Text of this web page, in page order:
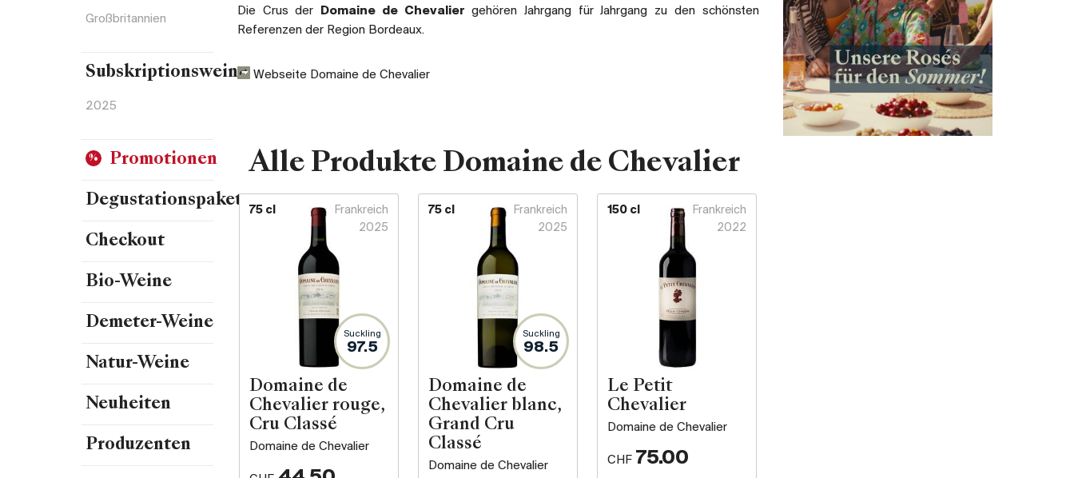
Großbritannien
Subskriptionsweine
2025
Promotionen
Degustationspakete
Checkout
Bio-Weine
Demeter-Weine
Natur-Weine
Neuheiten
Produzenten
Die Crus der Domaine de Chevalier gehören Jahrgang für Jahrgang zu den schönsten
Referenzen der Region Bordeaux.
Webseite Domaine de Chevalier
Alle Produkte Domaine de Chevalier
75 cl
Frankreich
2025
Suckling
97.5
Domaine de
Chevalier rouge,
Cru Classé
Domaine de Chevalier
75 cl
Frankreich
2025
Suckling
98.5
Domaine de
Chevalier blanc,
Grand Cru
Classé
Domaine de Chevalier
150 cl
Frankreich
2022
Le Petit
Chevalier
Domaine de Chevalier
CHF 75.00